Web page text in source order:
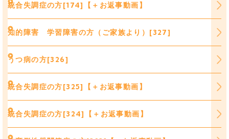
統合失調症の方[174]【＋お返事動画】
知的障害 学習障害の方（ご家族より）[327]
うつ病の方[326]
統合失調症の方[325]【＋お返事動画】
統合失調症の方[324]【＋お返事動画】